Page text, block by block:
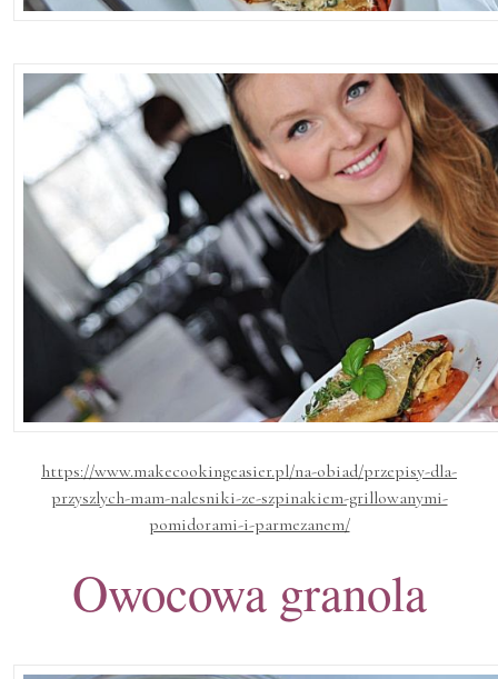
https://www.makecookingeasier.pl/na-obiad/przepisy-dla-
przyszlych-mam-nalesniki-ze-szpinakiem-grillowanymi-
pomidorami-i-parmezanem/
Owocowa granola